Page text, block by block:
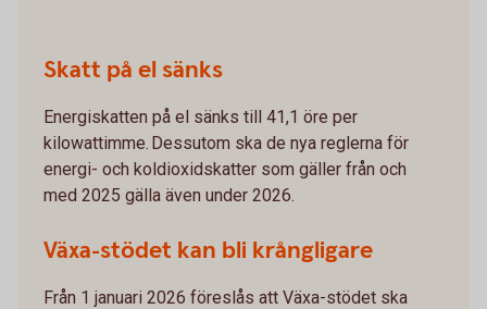
Skatt på el sänks
Energiskatten på el sänks till 41,1 öre per
kilowattimme. Dessutom ska de nya reglerna för
energi- och koldioxidskatter som gäller från och
med 2025 gälla även under 2026.
Växa-stödet kan bli krångligare
Från 1 januari 2026 föreslås att Växa-stödet ska